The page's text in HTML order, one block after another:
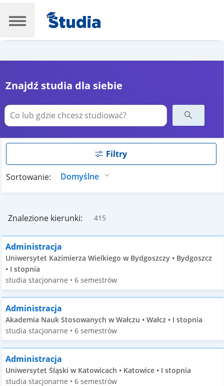
Znajdź studia dla siebie
Filtry
Sortowanie:
Znalezione kierunki: 415
Administracja
Uniwersytet Kazimierza Wielkiego w Bydgoszczy • Bydgoszcz
• I stopnia
studia stacjonarne • 6 semestrów
Administracja
Akademia Nauk Stosowanych w Wałczu • Wałcz • I stopnia
studia stacjonarne • 6 semestrów
Administracja
Uniwersytet Śląski w Katowicach • Katowice • I stopnia
studia stacjonarne • 6 semestrów